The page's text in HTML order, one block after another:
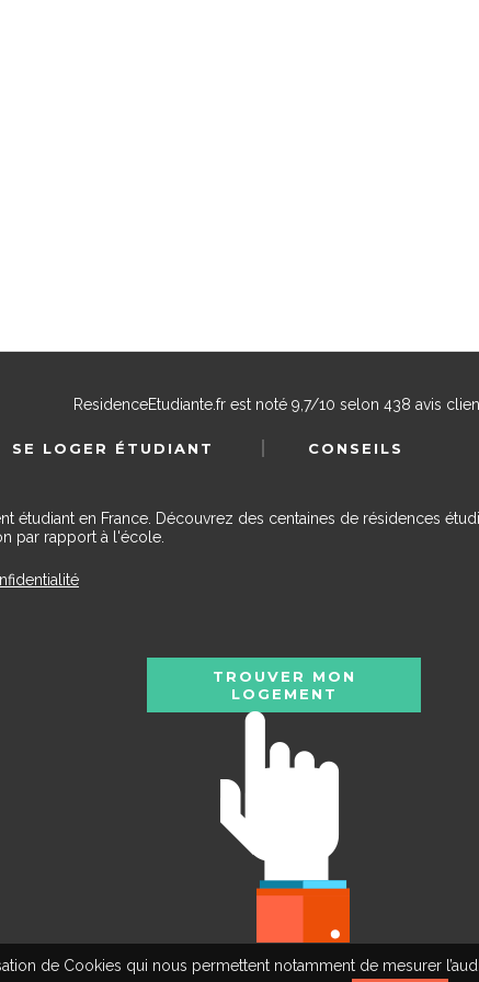
de Cookies qui nous permettent notamment de mesurer
ResidenceEtudiante.frest noté 9,7/10 selon 438 avis
SE LOGER ÉTUDIANT
CONSEILS
étudiant en France. Découvrez des centaines de résidences
par rapport à l'école.
TROUVER MON
LOGEMENT